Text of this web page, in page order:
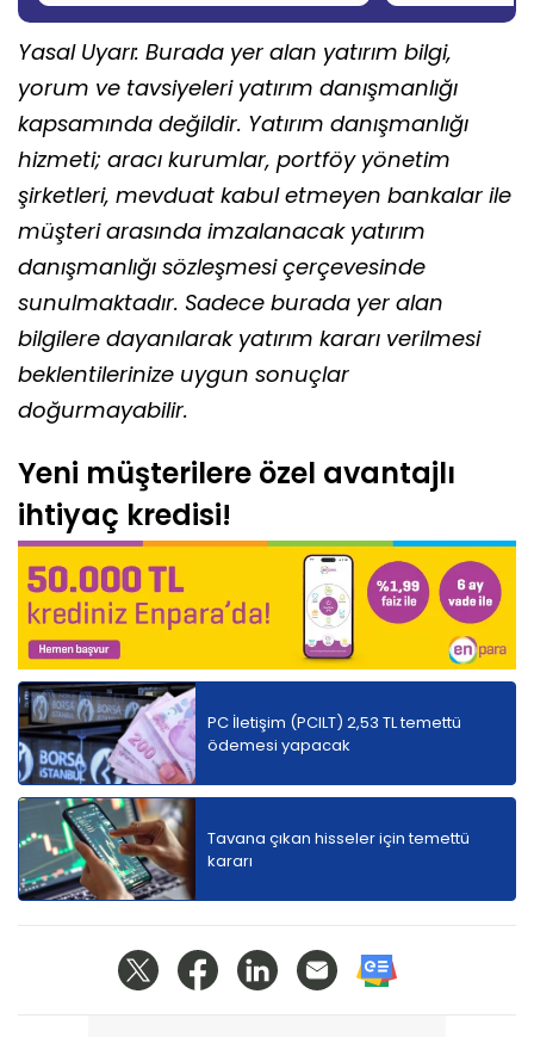
Yasal Uyarı: Burada yer alan yatırım bilgi,
yorum ve tavsiyeleri yatırım danışmanlığı
kapsamında değildir. Yatırım danışmanlığı
hizmeti; aracı kurumlar, portföy yönetim
şirketleri, mevduat kabul etmeyen bankalar ile
müşteri arasında imzalanacak yatırım
danışmanlığı sözleşmesi çerçevesinde
sunulmaktadır. Sadece burada yer alan
bilgilere dayanılarak yatırım kararı verilmesi
beklentilerinize uygun sonuçlar
doğurmayabilir.
Yeni müşterilere özel avantajlı
ihtiyaç kredisi!
PC İletişim (PCILT) 2,53 TL temettü
ödemesi yapacak
Tavana çıkan hisseler için temettü
kararı